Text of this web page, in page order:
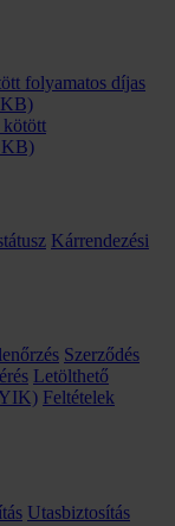
folyamatos díjas
KB)
kötött
KB)
Kárrendezési
Szerződés
Letölthető
Feltételek
Utasbiztosítás